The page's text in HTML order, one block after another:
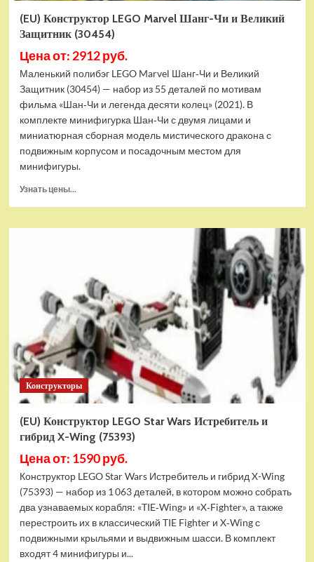
(EU) Конструктор LEGO Marvel Шанг-Чи и Великий
Защитник (30454)
Цена от: 2912 руб.
Маленький полибэг LEGO Marvel Шанг‑Чи и Великий
Защитник (30454) — набор из 55 деталей по мотивам
фильма «Шан‑Чи и легенда десяти колец» (2021). В
комплекте минифигурка Шан‑Чи с двумя лицами и
миниатюрная сборная модель мистического дракона с
подвижным корпусом и посадочным местом для
минифигуры.
Узнать цены...
(EU)
Шанг-
Чи
и
Великий
Защитник
(30454)
Конструкторы
(EU) Конструктор LEGO Star Wars Истребитель и
гибрид X-Wing (75393)
Цена от: 1590 руб.
Конструктор LEGO Star Wars Истребитель и гибрид X-Wing
(75393) — набор из 1 063 деталей, в котором можно собрать
два узнаваемых корабля: «TIE‑Wing» и «X‑Fighter», а также
перестроить их в классический TIE Fighter и X‑Wing с
подвижными крыльями и выдвижным шасси. В комплект
входят 4 минифигуры и...